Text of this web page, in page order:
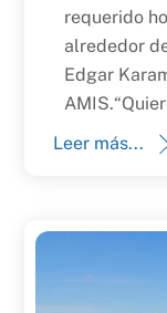
requerido
alrededor
Edgar
Leer más...